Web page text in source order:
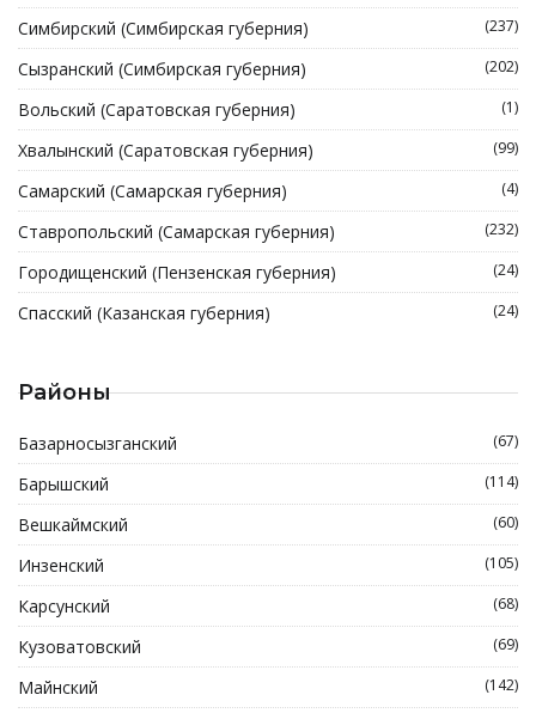
Симбирский (Симбирская губерния) (237)
Сызранский (Симбирская губерния) (202)
Вольский (Саратовская губерния) (1)
Хвалынский (Саратовская губерния) (99)
Самарский (Самарская губерния) (4)
Ставропольский (Самарская губерния) (232)
Городищенский (Пензенская губерния) (24)
Спасский (Казанская губерния) (24)
Районы
Базарносызганский (67)
Барышский (114)
Вешкаймский (60)
Инзенский (105)
Карсунский (68)
Кузоватовский (69)
Майнский (142)